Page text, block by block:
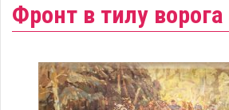
Фронт в тилу ворога